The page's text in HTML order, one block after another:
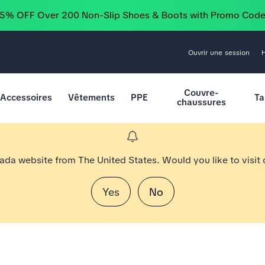
OFF Over 200 Non-Slip Shoes & Boots with Promo
Ouvrir une session
Accessoires Vêtements PPE
Couvre-
chaussures
website from The United States. Would you like to
Yes No